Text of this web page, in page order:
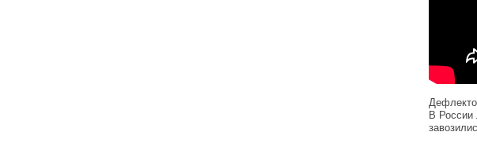
В России